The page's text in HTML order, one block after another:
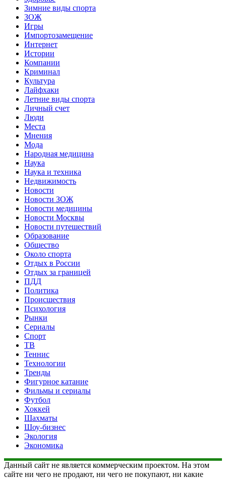
Зимние виды спорта
ЗОЖ
Игры
Импортозамещение
Интернет
Истории
Компании
Криминал
Культура
Лайфхаки
Летние виды спорта
Личный счет
Люди
Места
Мнения
Мода
Народная медицина
Наука
Наука и техника
Недвижимость
Новости
Новости ЗОЖ
Новости медицины
Новости Москвы
Новости путешествий
Образование
Общество
Около спорта
Отдых в России
Отдых за границей
ПДД
Политика
Происшествия
Психология
Рынки
Сериалы
Спорт
ТВ
Теннис
Технологии
Тренды
Фигурное катание
Фильмы и сериалы
Футбол
Хоккей
Шахматы
Шоу-бизнес
Экология
Экономика
Данный сайт не является коммерческим проектом. На этом
сайте ни чего не продают, ни чего не покупают, ни какие